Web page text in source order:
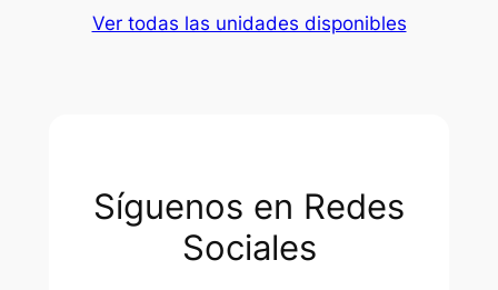
Ver todas las unidades disponibles
Síguenos en Redes
Sociales